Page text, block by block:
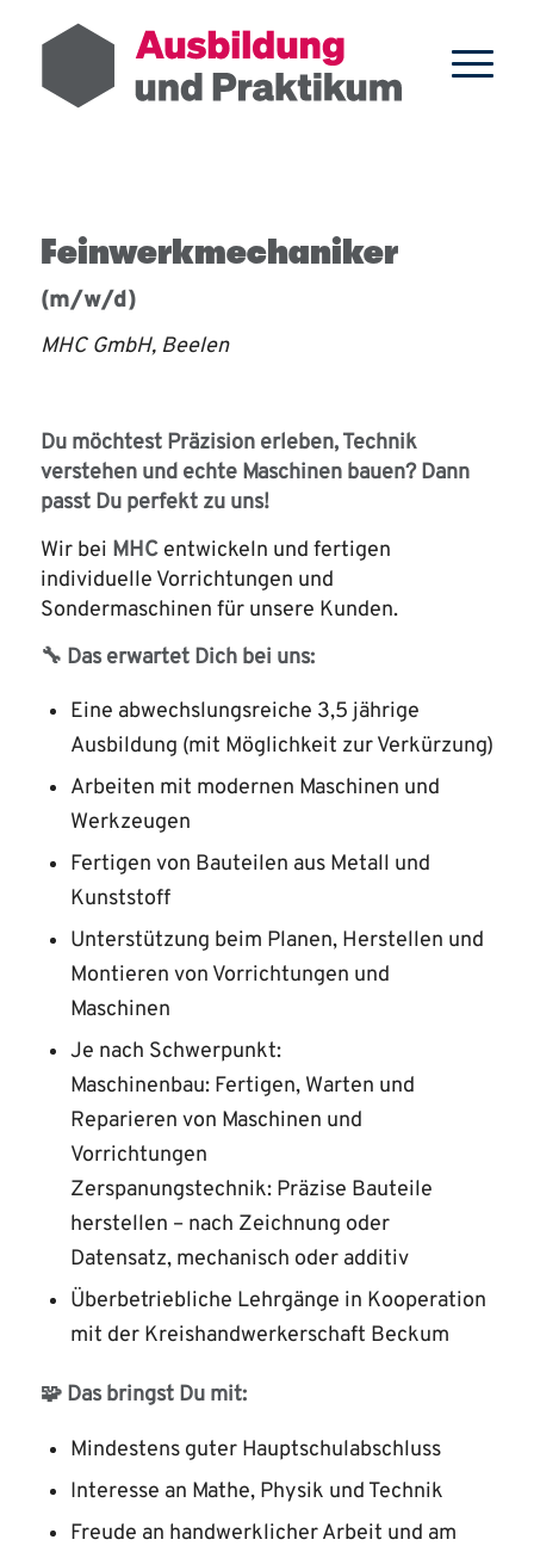
Feinwerkmechaniker
(m/w/d)
MHC GmbH, Beelen
Du möchtest Präzision erleben, Technik
verstehen und echte Maschinen bauen? Dann
passt Du perfekt zu uns!
Wir bei MHCentwickeln und fertigen
individuelle Vorrichtungen und
Sondermaschinen für unsere Kunden.
🔧 Das erwartet Dich bei uns:
Eine abwechslungsreiche 3,5 jährige
Ausbildung (mit Möglichkeit zur Verkürzung)
Arbeiten mit modernen Maschinen und
Werkzeugen
Fertigen von Bauteilen aus Metall und
Kunststoff
Unterstützung beim Planen, Herstellen und
Montieren von Vorrichtungen und
Maschinen
Je nach Schwerpunkt:
Maschinenbau: Fertigen, Warten und
Reparieren von Maschinen und
Vorrichtungen
Zerspanungstechnik: Präzise Bauteile
herstellen – nach Zeichnung oder
Datensatz, mechanisch oder additiv
Überbetriebliche Lehrgänge in Kooperation
mit der Kreishandwerkerschaft Beckum
🧩 Das bringst Du mit:
Mindestens guter Hauptschulabschluss
Interesse an Mathe, Physik und Technik
Freude an handwerklicher Arbeit und am